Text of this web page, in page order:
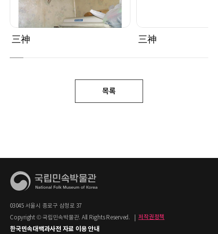
三神 三神
목록
03045 서울시 종로구 삼청로 37
Copyright © 국립민속박물관. All Rights Reserved.
저작권정책
한국민속대백과사전 자료 이용 안내